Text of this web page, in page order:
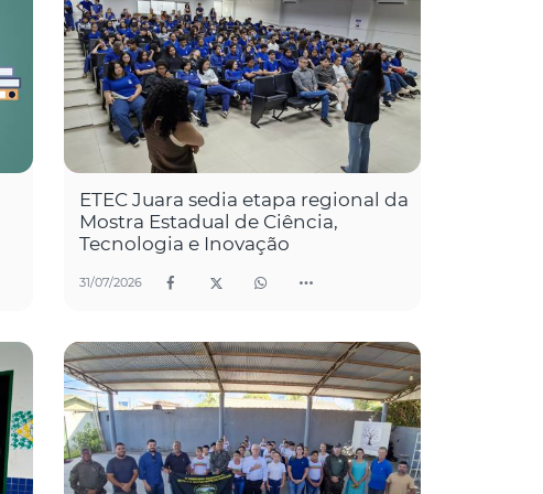
ETEC Juara sedia etapa regional da
Mostra Estadual de Ciência,
Tecnologia e Inovação
31/07/2026